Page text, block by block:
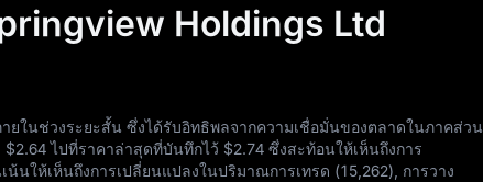
Holdings Ltd
ยในช่วงระยะสั้น ซึ่งได้รับอิทธิพลจากความเชื่อมั่นของตลาดในภาคส่วน
$2.64ไปที่ราคาล่าสุดที่บันทึกไว้ $2.74 ซึ่งสะท้อนให้เห็นถึงการ
น้นให้เห็นถึงการเปลี่ยนแปลงในปริมาณการเทรด (15,262), การวาง